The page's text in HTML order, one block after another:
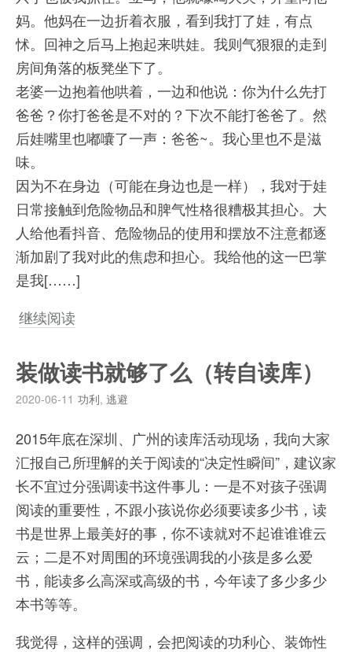
妈。他妈在一边折着衣服，看到我打了娃，有点
怵。回神之后马上抱起来哄娃。我则气狠狠的走到
房间角落的板凳坐下了。
老婆一边抱着他哄着，一边和他说：你为什么先打
爸爸？你打爸爸是不对的？下次不能打爸爸了。然
后娃嘴里也嘟囔了一声：爸爸~。我心里也不是滋
味。
因为不在身边（可能在身边也是一样），我对于娃
日常接触到危险物品和脾气性格很糟极其担心。大
人给他看抖音、危险物品的使用和摆放不注意都逐
渐加剧了我对此的焦虑和担心。我给他的这一巴掌
是我[……]
继续阅读
装做读书就够了么（转自读库）
2020-06-11 功利, 逃避
2015年底在深圳、广州的读库活动现场，我向大家
汇报自己所理解的关于阅读的“决定性瞬间”，建议家
长不宜过分强调读书这件事儿：一是不对孩子强调
阅读的重要性，不跟小孩说你必须要读多少书，读
书是世界上最美好的事，你不读就对不起谁谁谁云
云；二是不对周围的环境强调我的小孩是多么爱
书，能读多么高深或高级的书，今年读了多少多少
本书等等。
我觉得，这样的强调，会把阅读的功利心、装饰性